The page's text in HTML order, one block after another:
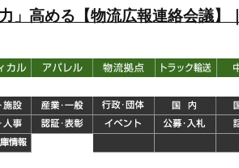
」高める【物流広報連絡会議】